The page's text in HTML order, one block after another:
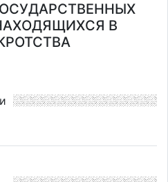
В